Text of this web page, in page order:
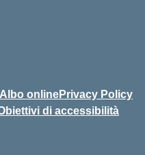
Albo onlinePrivacy Policy
di accessibilità